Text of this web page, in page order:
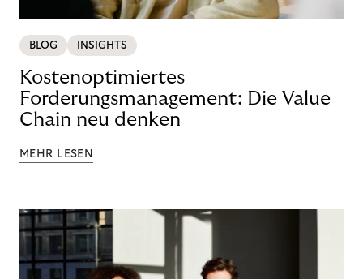
BLOG INSIGHTS
Kostenoptimiertes
Forderungsmanagement: Die Value
Chain neu denken
MEHR LESEN